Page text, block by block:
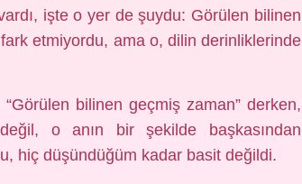
işte o yer de şuydu: Görülen bilinen
etmiyordu, ama o, dilin derinliklerinde
bilinen geçmiş zaman” derken,
o anın bir şekilde başkasından
hiç düşündüğüm kadar basit değildi.